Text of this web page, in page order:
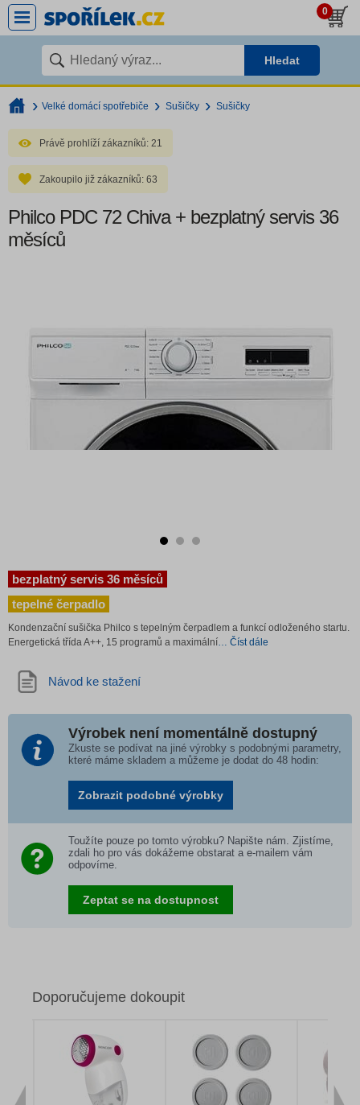
0
Hledat
Velké domácí spotřebiče Sušičky Sušičky
Právě prohlíží zákazníků: 21
Zakoupilo již zákazníků: 63
Philco PDC 72 Chiva + bezplatný servis 36
měsíců
bezplatný servis 36 měsíců
tepelné čerpadlo
Kondenzační sušička Philco s tepelným čerpadlem a funkcí odloženého startu.
Energetická třída A++, 15 programů a maximální… Číst dále
Návod ke stažení
Výrobek není momentálně dostupný
Zkuste se podívat na jiné výrobky s podobnými parametry,
které máme skladem a můžeme je dodat do 48 hodin:
Zobrazit podobné výrobky
Toužíte pouze po tomto výrobku? Napište nám. Zjistíme,
zdali ho pro vás dokážeme obstarat a e-mailem vám
odpovíme.
Zeptat se na dostupnost
Doporučujeme dokoupit